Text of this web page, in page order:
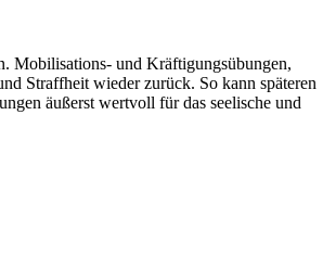
Mobilisations- und Kräftigungsübungen,
Straffheit wieder zurück. So kann späteren
äußerst wertvoll für das seelische und